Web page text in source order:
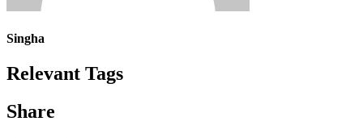
Singha
Relevant Tags
Share